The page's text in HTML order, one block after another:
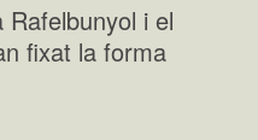
Rafelbunyol i el
fixat la forma